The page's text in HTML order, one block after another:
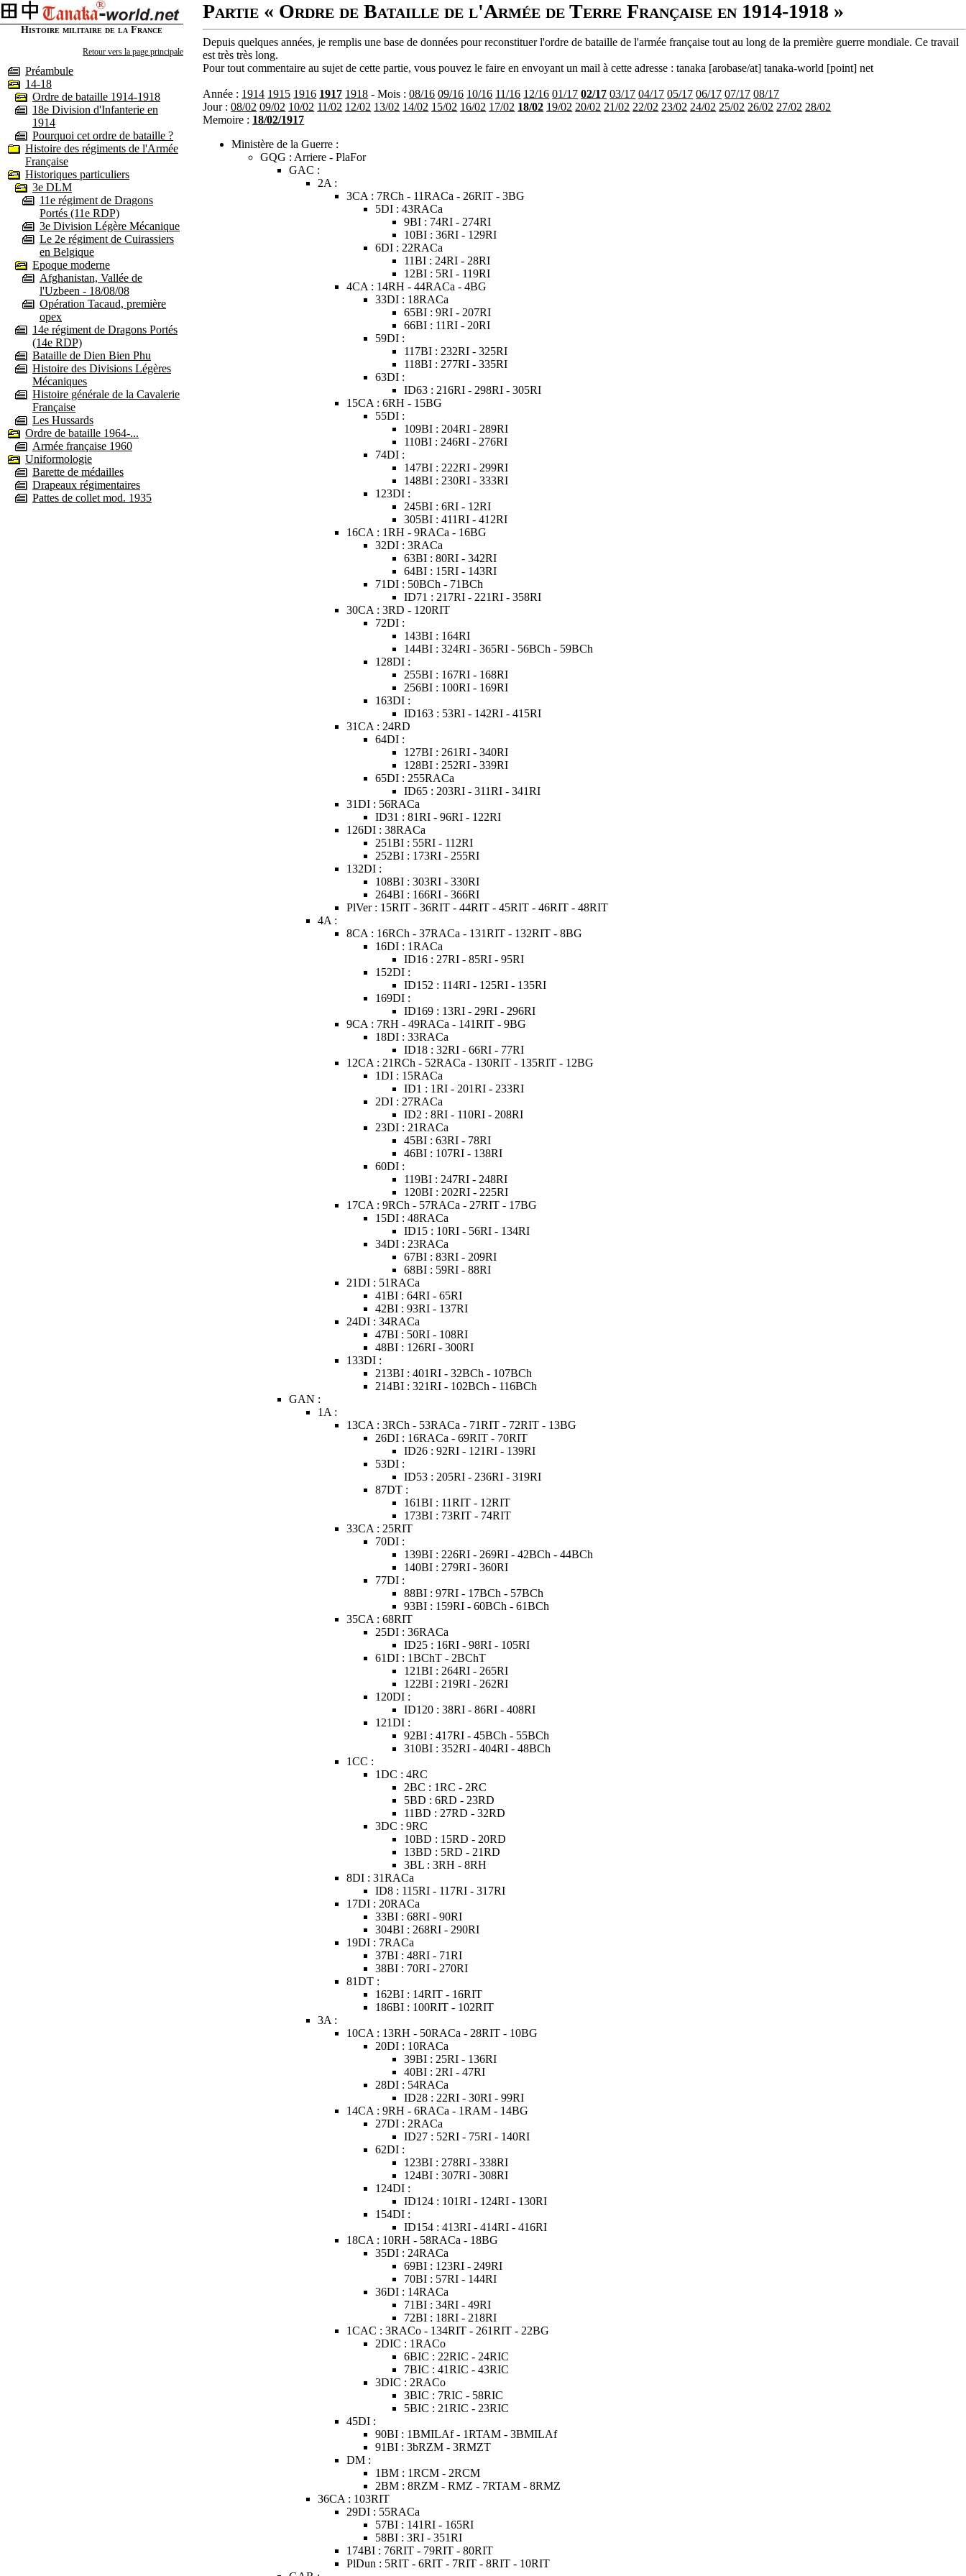
Histoire militaire de la France
Retour vers la page principale
Préambule
14-18
Ordre de bataille 1914-1918
18e Division d'Infanterie en
1914
Pourquoi cet ordre de bataille ?
Histoire des régiments de l'Armée
Française
Historiques particuliers
3e DLM
11e régiment de Dragons
Portés (11e RDP)
3e Division Légère Mécanique
Le 2e régiment de Cuirassiers
en Belgique
Epoque moderne
Afghanistan, Vallée de
l'Uzbeen - 18/08/08
Opération Tacaud, première
opex
14e régiment de Dragons Portés
(14e RDP)
Bataille de Dien Bien Phu
Histoire des Divisions Légères
Mécaniques
Histoire générale de la Cavalerie
Française
Les Hussards
Ordre de bataille 1964-...
Armée française 1960
Uniformologie
Barette de médailles
Drapeaux régimentaires
Pattes de collet mod. 1935
Partie « Ordre de Bataille de l'Armée de Terre Française en 1914-1918 »
Depuis quelques années, je remplis une base de données pour reconstituer l'ordre de bataille de l'armée française tout au long de la première guerre mondiale. Ce travail
est très très long.
Pour tout commentaire au sujet de cette partie, vous pouvez le faire en envoyant un mail à cette adresse : tanaka [arobase/at] tanaka-world [point] net
Année : 1914 1915 1916 1917 1918 - Mois :08/16 09/16 10/16 11/16 12/16 01/17 02/17 03/17 04/17 05/17 06/17 07/17 08/17
Jour :08/02 09/02 10/02 11/02 12/02 13/02 14/02 15/02 16/02 17/02 18/02 19/02 20/02 21/02 22/02 23/02 24/02 25/02 26/02 27/02 28/02
Memoire : 18/02/1917
Ministère de la Guerre :
GQG : Arriere - PlaFor
GAC :
2A :
3CA : 7RCh - 11RACa - 26RIT - 3BG
5DI : 43RACa
9BI : 74RI - 274RI
10BI : 36RI - 129RI
6DI : 22RACa
11BI : 24RI - 28RI
12BI : 5RI - 119RI
4CA : 14RH - 44RACa - 4BG
33DI : 18RACa
65BI : 9RI - 207RI
66BI : 11RI - 20RI
59DI :
117BI : 232RI - 325RI
118BI : 277RI - 335RI
63DI :
ID63 : 216RI - 298RI - 305RI
15CA : 6RH - 15BG
55DI :
109BI : 204RI - 289RI
110BI : 246RI - 276RI
74DI :
147BI : 222RI - 299RI
148BI : 230RI - 333RI
123DI :
245BI : 6RI - 12RI
305BI : 411RI - 412RI
16CA : 1RH - 9RACa - 16BG
32DI : 3RACa
63BI : 80RI - 342RI
64BI : 15RI - 143RI
71DI : 50BCh - 71BCh
ID71 : 217RI - 221RI - 358RI
30CA : 3RD - 120RIT
72DI :
143BI : 164RI
144BI : 324RI - 365RI - 56BCh - 59BCh
128DI :
255BI : 167RI - 168RI
256BI : 100RI - 169RI
163DI :
ID163 : 53RI - 142RI - 415RI
31CA : 24RD
64DI :
127BI : 261RI - 340RI
128BI : 252RI - 339RI
65DI : 255RACa
ID65 : 203RI - 311RI - 341RI
31DI : 56RACa
ID31 : 81RI - 96RI - 122RI
126DI : 38RACa
251BI : 55RI - 112RI
252BI : 173RI - 255RI
132DI :
108BI : 303RI - 330RI
264BI : 166RI - 366RI
PlVer : 15RIT - 36RIT - 44RIT - 45RIT - 46RIT - 48RIT
4A :
8CA : 16RCh - 37RACa - 131RIT - 132RIT - 8BG
16DI : 1RACa
ID16 : 27RI - 85RI - 95RI
152DI :
ID152 : 114RI - 125RI - 135RI
169DI :
ID169 : 13RI - 29RI - 296RI
9CA : 7RH - 49RACa - 141RIT - 9BG
18DI : 33RACa
ID18 : 32RI - 66RI - 77RI
12CA : 21RCh - 52RACa - 130RIT - 135RIT - 12BG
1DI : 15RACa
ID1 : 1RI - 201RI - 233RI
2DI : 27RACa
ID2 : 8RI - 110RI - 208RI
23DI : 21RACa
45BI : 63RI - 78RI
46BI : 107RI - 138RI
60DI :
119BI : 247RI - 248RI
120BI : 202RI - 225RI
17CA : 9RCh - 57RACa - 27RIT - 17BG
15DI : 48RACa
ID15 : 10RI - 56RI - 134RI
34DI : 23RACa
67BI : 83RI - 209RI
68BI : 59RI - 88RI
21DI : 51RACa
41BI : 64RI - 65RI
42BI : 93RI - 137RI
24DI : 34RACa
47BI : 50RI - 108RI
48BI : 126RI - 300RI
133DI :
213BI : 401RI - 32BCh - 107BCh
214BI : 321RI - 102BCh - 116BCh
GAN :
1A :
13CA : 3RCh - 53RACa - 71RIT - 72RIT - 13BG
26DI : 16RACa - 69RIT - 70RIT
ID26 : 92RI - 121RI - 139RI
53DI :
ID53 : 205RI - 236RI - 319RI
87DT :
161BI : 11RIT - 12RIT
173BI : 73RIT - 74RIT
33CA : 25RIT
70DI :
139BI : 226RI - 269RI - 42BCh - 44BCh
140BI : 279RI - 360RI
77DI :
88BI : 97RI - 17BCh - 57BCh
93BI : 159RI - 60BCh - 61BCh
35CA : 68RIT
25DI : 36RACa
ID25 : 16RI - 98RI - 105RI
61DI : 1BChT - 2BChT
121BI : 264RI - 265RI
122BI : 219RI - 262RI
120DI :
ID120 : 38RI - 86RI - 408RI
121DI :
92BI : 417RI - 45BCh - 55BCh
310BI : 352RI - 404RI - 48BCh
1CC :
1DC : 4RC
2BC : 1RC - 2RC
5BD : 6RD - 23RD
11BD : 27RD - 32RD
3DC : 9RC
10BD : 15RD - 20RD
13BD : 5RD - 21RD
3BL : 3RH - 8RH
8DI : 31RACa
ID8 : 115RI - 117RI - 317RI
17DI : 20RACa
33BI : 68RI - 90RI
304BI : 268RI - 290RI
19DI : 7RACa
37BI : 48RI - 71RI
38BI : 70RI - 270RI
81DT :
162BI : 14RIT - 16RIT
186BI : 100RIT - 102RIT
3A :
10CA : 13RH - 50RACa - 28RIT - 10BG
20DI : 10RACa
39BI : 25RI - 136RI
40BI : 2RI - 47RI
28DI : 54RACa
ID28 : 22RI - 30RI - 99RI
14CA : 9RH - 6RACa - 1RAM - 14BG
27DI : 2RACa
ID27 : 52RI - 75RI - 140RI
62DI :
123BI : 278RI - 338RI
124BI : 307RI - 308RI
124DI :
ID124 : 101RI - 124RI - 130RI
154DI :
ID154 : 413RI - 414RI - 416RI
18CA : 10RH - 58RACa - 18BG
35DI : 24RACa
69BI : 123RI - 249RI
70BI : 57RI - 144RI
36DI : 14RACa
71BI : 34RI - 49RI
72BI : 18RI - 218RI
1CAC : 3RACo - 134RIT - 261RIT - 22BG
2DIC : 1RACo
6BIC : 22RIC - 24RIC
7BIC : 41RIC - 43RIC
3DIC : 2RACo
3BIC : 7RIC - 58RIC
5BIC : 21RIC - 23RIC
45DI :
90BI : 1BMILAf - 1RTAM - 3BMILAf
91BI : 3bRZM - 3RMZT
DM :
1BM : 1RCM - 2RCM
2BM : 8RZM - RMZ - 7RTAM - 8RMZ
36CA : 103RIT
29DI : 55RACa
57BI : 141RI - 165RI
58BI : 3RI - 351RI
174BI : 76RIT - 79RIT - 80RIT
PlDun : 5RIT - 6RIT - 7RIT - 8RIT - 10RIT